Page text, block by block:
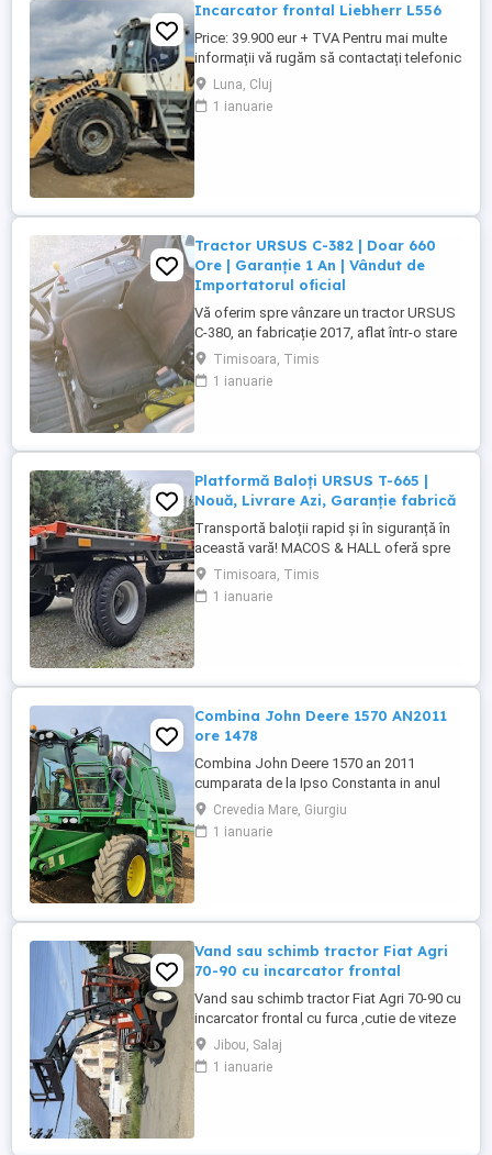
Incarcator frontal Liebherr L556
Price: 39.900 eur + TVA Pentru mai multe
informații vă rugăm să contactați telefonic
la numerele: tel: Vezi numărul sau: Vezi
numărul Încărcător frontal Liebherr L556
An fabricație: 2013 Ore de funcționare:
Luna, Cluj
1 ianuarie
Tractor URSUS C-382 | Doar 660
Ore | Garanție 1 An | Vândut de
Importatorul oficial
Vă oferim spre vânzare un tractor URSUS
C-380, an fabricație 2017, aflat într-o stare
tehnică și estetică excepțională. Utilajul a
fost vândut de nou de către noi (MACOS &
HALL) și a beneficiat de o exploatare
simplu și versatil, ...
Timisoara, Timis
1 ianuarie
Platformă Baloți URSUS T-665 |
Nouă, Livrare Azi, Garanție fabrică
Transportă baloții rapid și în siguranță în
această vară! MACOS & HALL oferă spre
vânzare imediată din stoc platforma
profesională URSUS T-665. Utilajul este
nou, se livrează rapid și este gata de pus
Timisoara, Timis
1 ianuarie
Combina John Deere 1570 AN2011
ore 1478
Combina John Deere 1570 an 2011
cumparata de la Ipso Constanta in anul
2022 Combina se vinde cu Heder +
Carucior transport + tavite floarea soarelui
pentru mai multe detalii va rog sa sunati la
Crevedia Mare, Giurgiu
1 ianuarie
Vand sau schimb tractor Fiat Agri
70-90 cu incarcator frontal
Vand sau schimb tractor Fiat Agri 70-90 cu
incarcator frontal cu furca ,cutie de viteze
mecanica cu inversor ,70 cai, priza cu 2
turații 540si 1000, pornire usoara la cheie,
cabina mare inchisa complet si incalzita si
Jibou, Salaj
1 ianuarie